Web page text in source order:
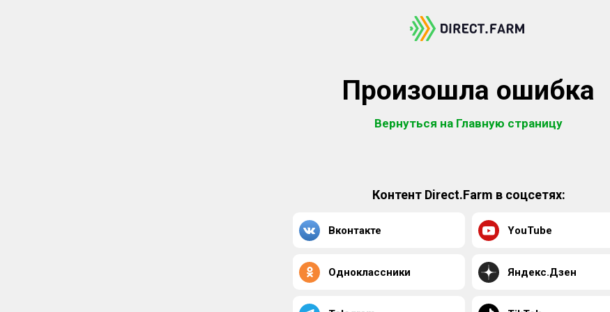
Произошла ошибка
Вернуться на Главную страницу
Контент Direct.Farm в соцсетях:
Вконтакте YouTube
Одноклассники Яндекс.Дзен